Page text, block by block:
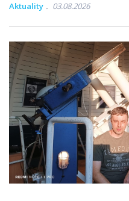
Aktuality 03.08.2026